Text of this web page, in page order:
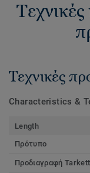
Τεχνικές
Characteristics &
Length
Πρότυπο
Προδιαγραφή Tarkett